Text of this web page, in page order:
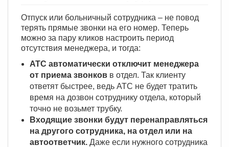
Отпуск или больничный сотрудника – не повод
терять прямые звонки на его номер. Теперь
можно за пару кликов настроить период
отсутствия менеджера, и тогда:
АТС автоматически отключит менеджера
от приема звонков в отдел. Так клиенту
ответят быстрее, ведь АТС не будет тратить
время на дозвон сотруднику отдела, который
точно не возьмет трубку.
Входящие звонки будут перенаправляться
на другого сотрудника, на отдел или на
автоответчик. Даже если нужного сотрудника